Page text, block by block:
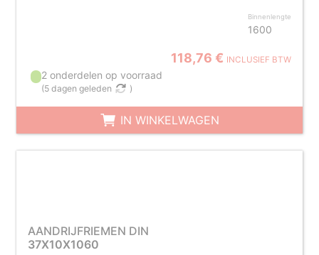
Binnenlengte
1600
118,76 € INCLUSIEF BTW
2 onderdelen op voorraad
(5 dagen geleden )
IN WINKELWAGEN
AANDRIJFRIEMEN DIN
37X10X1060